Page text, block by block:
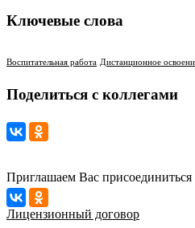
Ключевые слова
Воспитательная работа Дистанционное
Поделиться с коллегами
Приглашаем Вас
Лицензионный договор